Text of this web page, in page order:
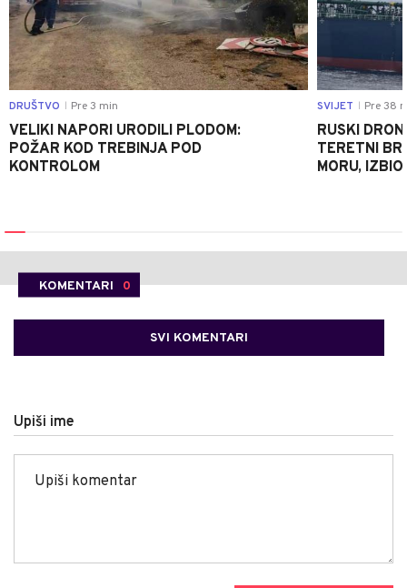
DRUŠTVO Pre 3 min
VELIKI NAPORI URODILI PLODOM:
POŽAR KOD TREBINJA POD
KONTROLOM
SVIJET Pre 38
RUSKI
TERETNI
MORU,
KOMENTARI 0
SVI KOMENTARI
Upiši ime